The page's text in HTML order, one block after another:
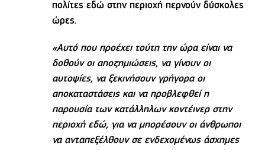
πολίτες εδώ στην περιοχή περνούν δύσκολες
ώρες.
«Αυτό που προέχει τούτη την ώρα είναι να
δοθούν οι αποζημιώσεις, να γίνουν οι
αυτοψίες, να ξεκινήσουν γρήγορα οι
αποκαταστάσεις και να προβλεφθεί η
παρουσία των κατάλληλων κοντέινερ στην
περιοχή εδώ, για να μπορέσουν οι άνθρωποι
να ανταπεξέλθουν σε ενδεχομένως άσχημες